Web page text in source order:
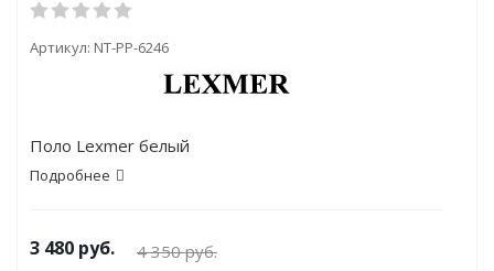
Артикул: NT-PP-6246
Поло Lexmer белый
Подробнее
4 350руб.
3 480 руб.